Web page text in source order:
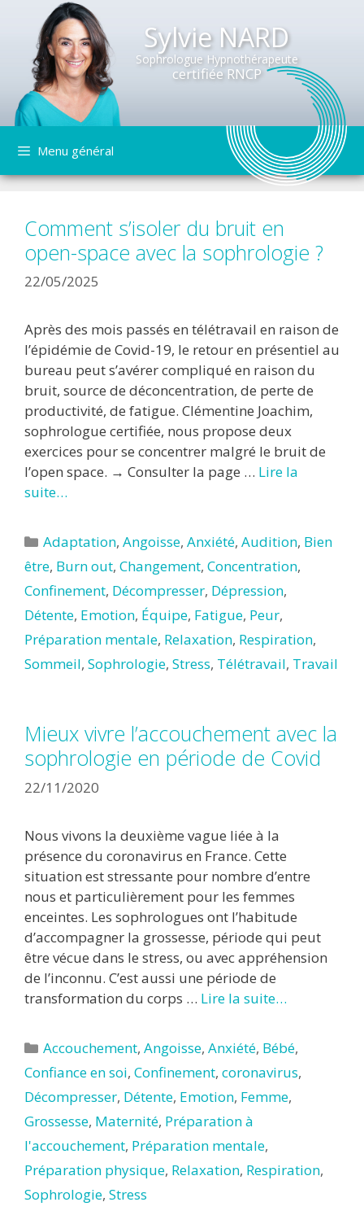
Sylvie NARD
Sophrologue Hypnothérapeute
certifiée RNCP
contenu
Menu général
Comment s’isoler du bruit en
open-space avec la sophrologie ?
22/05/2025
Après des mois passés en télétravail en raison de
l’épidémie de Covid-19, le retour en présentiel au
bureau peut s’avérer compliqué en raison du
bruit, source de déconcentration, de perte de
productivité, de fatigue. Clémentine Joachim,
sophrologue certifiée, nous propose deux
exercices pour se concentrer malgré le bruit de
l’open space. → Consulter la page … Lire la
suite…
Catégories
Adaptation,Angoisse,Anxiété,Audition, Bien
être, Burn out, Changement, Concentration,
Confinement, Décompresser, Dépression,
Détente, Emotion, Équipe, Fatigue, Peur,
Préparation mentale, Relaxation, Respiration,
Sommeil, Sophrologie, Stress, Télétravail, Travail
Mieux vivre l’accouchement avec la
sophrologie en période de Covid
22/11/2020
Nous vivons la deuxième vague liée à la
présence du coronavirus en France. Cette
situation est stressante pour nombre d’entre
nous et particulièrement pour les femmes
enceintes. Les sophrologues ont l’habitude
d’accompagner la grossesse, période qui peut
être vécue dans le stress, ou avec appréhension
de l’inconnu. C’est aussi une période de
transformation du corps … Lire la suite…
Catégories
Accouchement,Angoisse,Anxiété, Bébé,
Confiance en soi, Confinement, coronavirus,
Décompresser, Détente, Emotion, Femme,
Grossesse, Maternité, Préparation à
l'accouchement, Préparation mentale,
Préparation physique, Relaxation, Respiration,
Sophrologie, Stress